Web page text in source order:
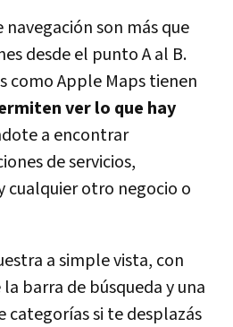
navegación son más que
desde el punto A al B.
como Apple Maps tienen
ver lo que hay
a encontrar
de servicios,
cualquier otro negocio o
a simple vista, con
barra de búsqueda y una
categorías si te desplazás